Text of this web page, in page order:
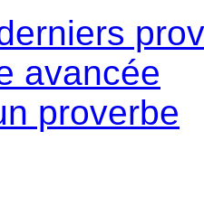
avancée
proverbe